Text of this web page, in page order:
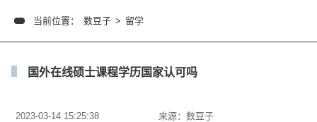
当前位置： 数豆子 > 留学
国外在线硕士课程学历国家认可吗
2023-03-14 15:25:38 来源： 数豆子